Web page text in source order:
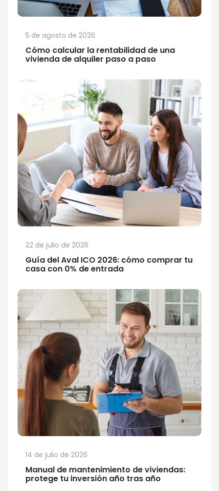
Cómo calcular la rentabilidad de una
vivienda de alquiler paso a paso
5 de agosto de 2026
Guía del Aval ICO 2026: cómo comprar tu
casa con 0% de entrada
22 de julio de 2026
Manual de mantenimiento de viviendas:
protege tu inversión año tras año
14 de julio de 2026